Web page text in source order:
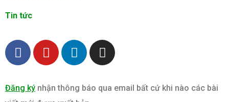
Tin tức
F
a
e
b
Y
o
t
u
L
i
k
e
I
n
t
a
Đăng ký nhận thông báo qua email bất cứ khi nào các bài